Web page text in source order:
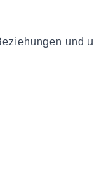
und